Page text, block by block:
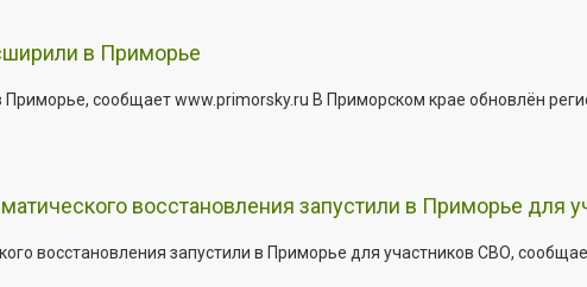
в Приморье
сообщает www.primorsky.ru В Приморском крае обновлён
восстановления запустили в Приморье для
восстановления запустили в Приморье для участников СВО,